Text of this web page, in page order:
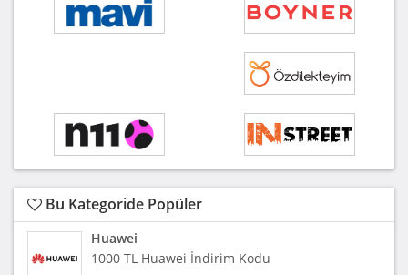
Bu Kategoride Popüler
Huawei
1000 TL Huawei İndirim Kodu